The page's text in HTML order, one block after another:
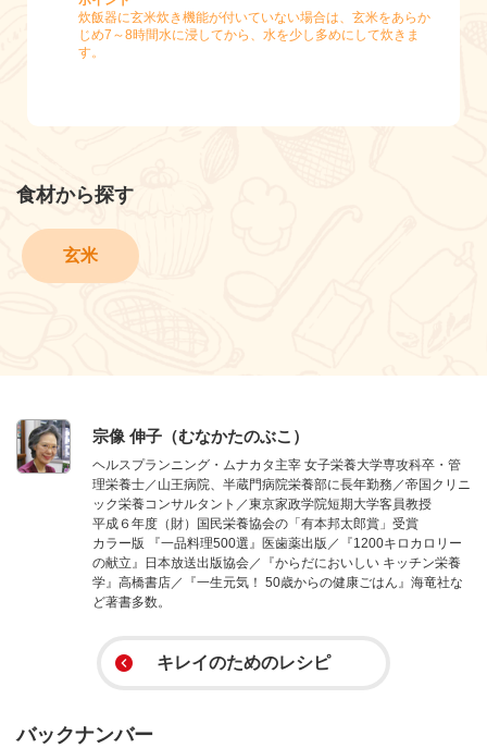
炊飯器に玄米炊き機能が付いていない場合は、玄米をあらか
じめ7～8時間水に浸してから、水を少し多めにして炊きま
す。
食材から探す
玄米
宗像 伸子（むなかたのぶこ）
ヘルスプランニング・ムナカタ主宰 女子栄養大学専攻科卒・管
理栄養士／山王病院、半蔵門病院栄養部に長年勤務／帝国クリニ
ック栄養コンサルタント／東京家政学院短期大学客員教授
平成６年度（財）国民栄養協会の「有本邦太郎賞」受賞
カラー版 『一品料理500選』医歯薬出版／『1200キロカロリー
の献立』日本放送出版協会／『からだにおいしい キッチン栄養
学』高橋書店／『一生元気！ 50歳からの健康ごはん』海竜社な
ど著書多数。
キレイのためのレシピ
バックナンバー